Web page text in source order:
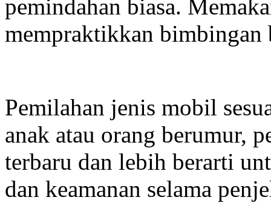
pemindahan biasa.
mempraktikkan
Pemilahan jenis mobil
anak atau orang berumur,
terbaru dan lebih berarti
dan keamanan selama